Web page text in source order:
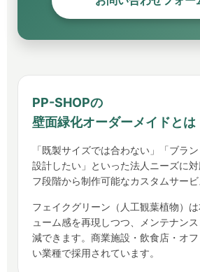
PP-SHOPの
壁面緑化オーダーメイドとは
「既製サイズでは合わない」「ブラ
設計したい」といった法人ニーズに
フ段階から制作可能なカスタムサービ
フェイクグリーン（人工観葉植物）
ューム感を再現しつつ、メンテナン
減できます。商業施設・飲食店・オ
い業種で採用されています。